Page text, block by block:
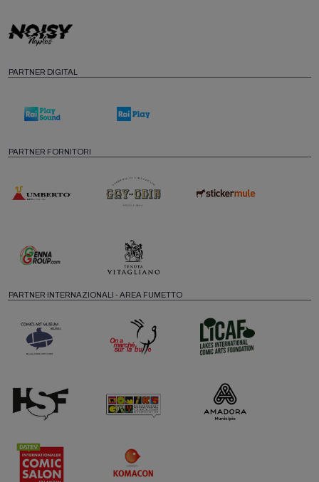
PARTNER DIGITAL
PARTNER FORNITORI
PARTNER INTERNAZIONALI - AREA FUMETTO